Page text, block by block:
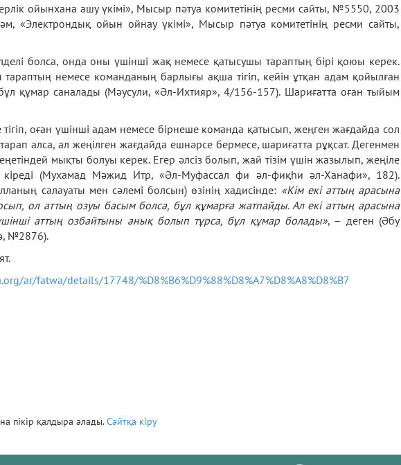
ойынхана ашу үкімі», Мысыр пәтуа комитетінің ресми сайты, №5550, 2003
«Электрондық ойын ойнау үкімі», Мысыр пәтуа комитетінің ресми сайты,
болса, онда оны үшінші жақ немесе қатысушы тараптың бірі қоюы керек.
немесе команданың барлығы ақша тігіп, кейін ұтқан адам қойылған
құмар саналады (Мәусули, «Әл-Ихтияр», 4/156-157). Шариғатта оған тыйым
оған үшінші адам немесе бірнеше команда қатысып, жеңген жағдайда сол
алса, ал жеңілген жағдайда ешнәрсе бермесе, шариғатта рұқсат. Дегенмен
мықты болуы керек. Егер әлсіз болып, жай тізім үшін жазылып, жеңіле
кіреді (Мухамад Мәжид Итр, «Әл-Муфассал фи әл-фиқһи әл-Ханафи», 182).
салауаты мен сәлемі болсын) өзінің хадисінде: «Кім екі аттың арасына
ол аттың озуы басым болса, бұл құмарға жатпайды. Ал екі аттың арасына
аттың озбайтыны анық болып тұрса, бұл құмар болады», – деген (Әбу
№2876).
ar/fatwa/details/17748/%D8%B6%D9%88%D8%A7%D8%A8%D8%B7
пікір қалдыра алады.Сайтқа кіру